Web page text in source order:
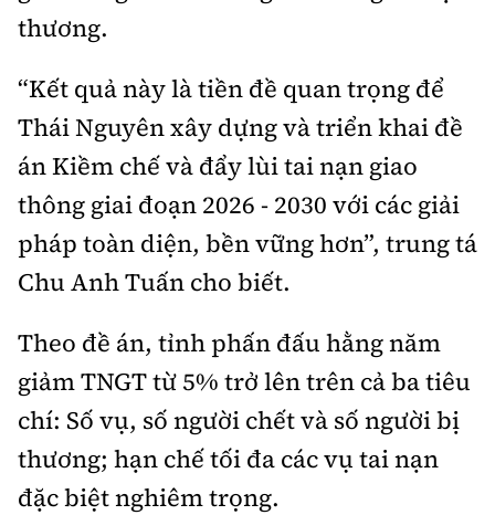
Tổng biên tập: Nguyễn Thị Hồng Nga
Nguyễn Đức Thắng, La Đức Hùng
Hotline:
0901 514 799
Quảng cáo và Phát hành:
0915 057 282
Email:
bandoc@baoxaydung.vn
Cấm sao chép dưới mọi hình thức nếu không có sự
chấp thuận bằng văn bản.
soạn
thương.
“Kết quả này là tiền đề quan trọng để
Thái Nguyên xây dựng và triển khai đề
án Kiềm chế và đẩy lùi tai nạn giao
thông giai đoạn 2026 - 2030 với các giải
pháp toàn diện, bền vững hơn”, trung tá
Chu Anh Tuấn cho biết.
Theo đề án, tỉnh phấn đấu hằng năm
giảm TNGT từ 5% trở lên trên cả ba tiêu
chí: Số vụ, số người chết và số người bị
thương; hạn chế tối đa các vụ tai nạn
đặc biệt nghiêm trọng.